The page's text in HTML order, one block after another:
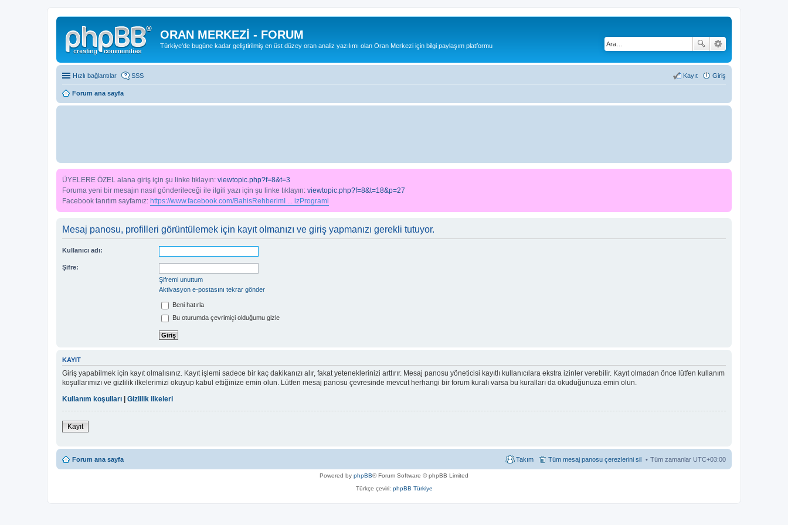
ORAN MERKEZİ - FORUM
Türkiye'de bugüne kadar geliştirilmiş en üst düzey oran analiz yazılımı olan Oran Merkezi için bilgi paylaşım platformu
Hızlı bağlantılar SSS Giriş
Kayıt
Forum ana sayfa
ÜYELERE ÖZEL alana giriş için şu linke tıklayın: viewtopic.php?f=8&t=3
Foruma yeni bir mesajın nasıl gönderileceği ile ilgili yazı için şu linke tıklayın: viewtopic.php?f=8&t=18&p=27
Facebook tanıtım sayfamız: https://www.facebook.com/BahisRehberimI ... izProgrami
Mesaj panosu, profilleri görüntülemek için kayıt olmanızı ve giriş yapmanızı gerekli tutuyor.
Kullanıcı adı:
Şifre:
Şifremi unuttum
Aktivasyon e-postasını tekrar gönder
Beni hatırla
Bu oturumda çevrimiçi olduğumu gizle
KAYIT
Giriş yapabilmek için kayıt olmalısınız. Kayıt işlemi sadece bir kaç dakikanızı alır, fakat yeteneklerinizi arttırır. Mesaj panosu yöneticisi kayıtlı kullanıcılara ekstra izinler verebilir. Kayıt olmadan önce lütfen kullanım
koşullarımızı ve gizlilik ilkelerimizi okuyup kabul ettiğinize emin olun. Lütfen mesaj panosu çevresinde mevcut herhangi bir forum kuralı varsa bu kuralları da okuduğunuza emin olun.
Kullanım koşulları
Gizlilik ilkeleri
Kayıt
Forum ana sayfa Tüm zamanlar UTC+03:00
Tüm mesaj panosu çerezlerini sil
Takım
Powered by phpBB® Forum Software © phpBB Limited
Türkçe çeviri: phpBB Türkiye